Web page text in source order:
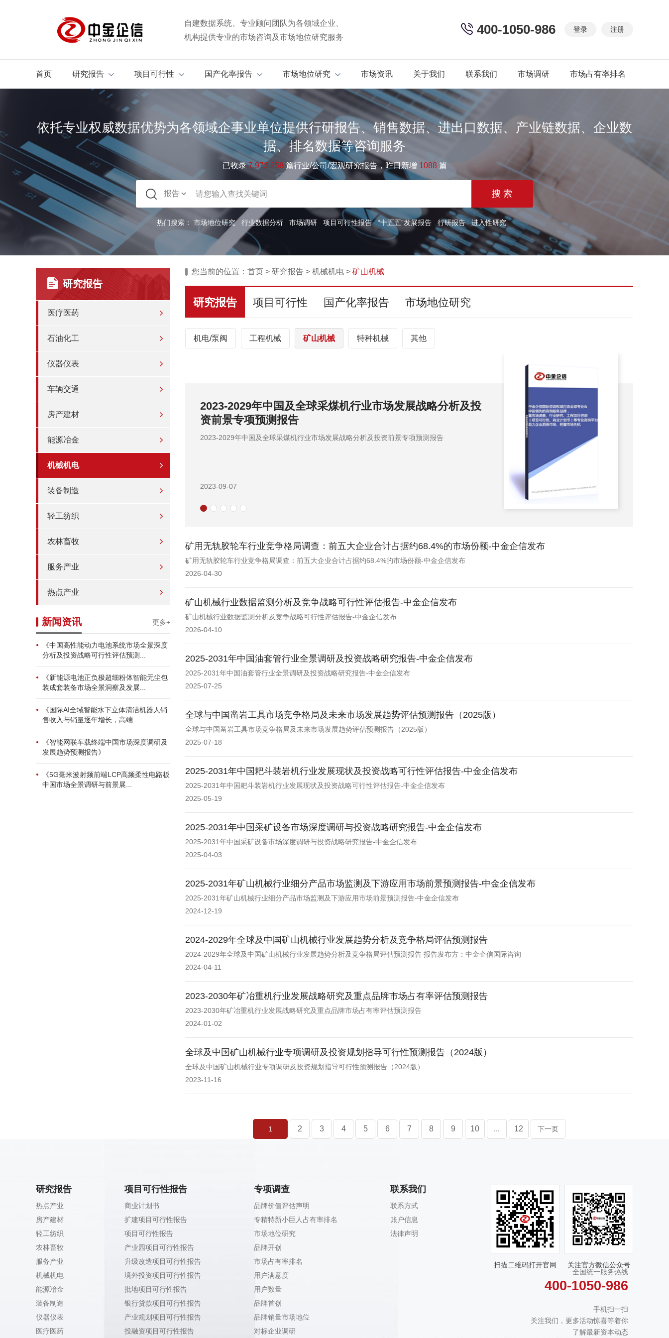
自建数据系统、专业顾问团队为各领域企业、
机构提供专业的市场咨询及市场地位研究服务
登录 注册
400-1050-986
首页 研究报告 项目可行性 国产化率报告 市场地位研究 市场资讯 关于我们 联系我们 市场调研 市场占有率排名
依托专业权威数据优势为各领域企事业单位提供行研报告、销售数据、进出口数据、产业链数据、企业数
据、排名数据等咨询服务
已收录7.973.258 篇行业/公司/宏观研究报告，昨日新增 1088 篇
热门搜索： 市场地位研究 行业数据分析 市场调研 项目可行性报告 “十五五”发展报告 行研报告 进入性研究
研究报告
医疗医药
石油化工
仪器仪表
车辆交通
房产建材
能源冶金
机械机电
装备制造
轻工纺织
农林畜牧
服务产业
热点产业
新闻资讯 更多+
《中国高性能动力电池系统市场全景深度
分析及投资战略可行性评估预测...
《新能源电池正负极超细粉体智能无尘包
装成套装备市场全景洞察及发展...
《国际AI全域智能水下立体清洁机器人销
售收入与销量逐年增长，高端...
《智能网联车载终端中国市场深度调研及
发展趋势预测报告》
《5G毫米波射频前端LCP高频柔性电路板
中国市场全景调研与前景展...
您当前的位置： 首页 > 研究报告 > 机械机电 > 矿山机械
研究报告 项目可行性 国产化率报告 市场地位研究
机电/泵阀 工程机械 矿山机械 特种机械 其他
2023-2029年中国及全球采矿设备行业市场发展战略分析及
投资前景专项预测报告
2023-2029年中国及全球采矿设备行业市场发展战略分析及投资前景专项预测报告
2023-09-07
矿用无轨胶轮车行业竞争格局调查：前五大企业合计占据约68.4%的市场份额-中金企信发布
矿用无轨胶轮车行业竞争格局调查：前五大企业合计占据约68.4%的市场份额-中金企信发布
2026-04-30
矿山机械行业数据监测分析及竞争战略可行性评估报告-中金企信发布
矿山机械行业数据监测分析及竞争战略可行性评估报告-中金企信发布
2026-04-10
2025-2031年中国油套管行业全景调研及投资战略研究报告-中金企信发布
2025-2031年中国油套管行业全景调研及投资战略研究报告-中金企信发布
2025-07-25
全球与中国凿岩工具市场竞争格局及未来市场发展趋势评估预测报告（2025版）
全球与中国凿岩工具市场竞争格局及未来市场发展趋势评估预测报告（2025版）
2025-07-18
2025-2031年中国耙斗装岩机行业发展现状及投资战略可行性评估报告-中金企信发布
2025-2031年中国耙斗装岩机行业发展现状及投资战略可行性评估报告-中金企信发布
2025-05-19
2025-2031年中国采矿设备市场深度调研与投资战略研究报告-中金企信发布
2025-2031年中国采矿设备市场深度调研与投资战略研究报告-中金企信发布
2025-04-03
2025-2031年矿山机械行业细分产品市场监测及下游应用市场前景预测报告-中金企信发布
2025-2031年矿山机械行业细分产品市场监测及下游应用市场前景预测报告-中金企信发布
2024-12-19
2024-2029年全球及中国矿山机械行业发展趋势分析及竞争格局评估预测报告
2024-2029年全球及中国矿山机械行业发展趋势分析及竞争格局评估预测报告 报告发布方：中金企信国际咨询
2024-04-11
2023-2030年矿冶重机行业发展战略研究及重点品牌市场占有率评估预测报告
2023-2030年矿冶重机行业发展战略研究及重点品牌市场占有率评估预测报告
2024-01-02
全球及中国矿山机械行业专项调研及投资规划指导可行性预测报告（2024版）
全球及中国矿山机械行业专项调研及投资规划指导可行性预测报告（2024版）
2023-11-16
1 2 3 4 5 6 7 8 9 10 ... 12 下一页
研究报告
热点产业
房产建材
轻工纺织
农林畜牧
服务产业
机械机电
能源冶金
装备制造
仪器仪表
医疗医药
项目可行性报告
商业计划书
扩建项目可行性报告
项目可行性报告
产业园项目可行性报告
升级改造项目可行性报告
境外投资项目可行性报告
批地项目可行性报告
银行贷款项目可行性报告
产业规划项目可行性报告
投融资项目可行性报告
专项调查
品牌价值评估声明
专精特新小巨人占有率排名
市场地位研究
品牌开创
市场占有率排名
用户满意度
用户数量
品牌首创
品牌销量市场地位
对标企业调研
联系我们
联系方式
账户信息
法律声明
扫描二维码打开官网
关注官方微信公众号
全国统一服务热线
400-1050-986
手机扫一扫
关注我们，更多活动惊喜等着你
了解最新资本动态